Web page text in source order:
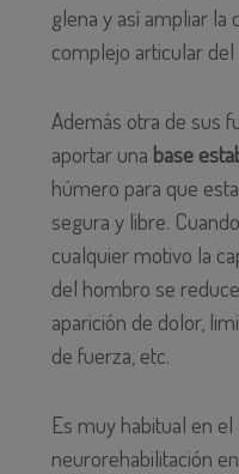
glena y así ampliar
complejo articular
Además otra de sus
aportar una base
húmero para que
segura y libre.
cualquier motivo la
del hombro se
aparición de dolor,
de fuerza, etc.
Es muy habitual en
neurorehabilitación